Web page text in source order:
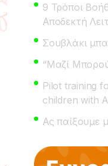
9 Τρόποι
Αποδεκτή
Σουβλάκι
“Μαζί
Pilot training
children with
Ας παίξουμε